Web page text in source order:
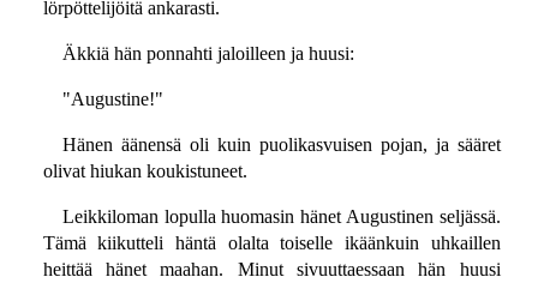
lörpöttelijöitä ankarasti.
Äkkiä hän ponnahti jaloilleen ja huusi:
"Augustine!"
Hänen äänensä oli kuin puolikasvuisen pojan, ja sääret
olivat hiukan koukistuneet.
Leikkiloman lopulla huomasin hänet Augustinen seljässä.
Tämä kiikutteli häntä olalta toiselle ikäänkuin uhkaillen
heittää hänet maahan. Minut sivuuttaessaan hän huusi